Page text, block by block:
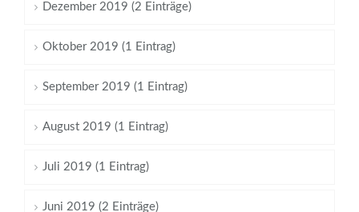
Dezember 2019 (2 Einträge)
Oktober 2019 (1 Eintrag)
September 2019 (1 Eintrag)
August 2019 (1 Eintrag)
Juli 2019 (1 Eintrag)
Juni 2019 (2 Einträge)